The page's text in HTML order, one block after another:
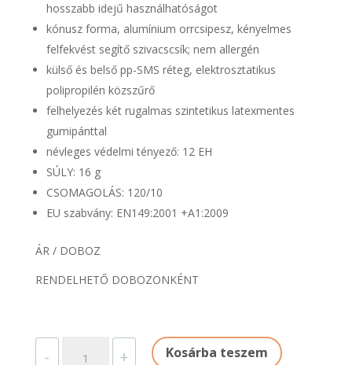
hosszabb idejű használhatóságot
kónusz forma, alumínium orrcsipesz, kényelmes
felfekvést segítő szivacscsík; nem allergén
külső és belső pp-SMS réteg, elektrosztatikus
polipropilén közszűrő
felhelyezés két rugalmas szintetikus latexmentes
gumipánttal
névleges védelmi tényező: 12 EH
SÚLY: 16 g
CSOMAGOLÁS: 120/10
EU szabvány: EN149:2001 +A1:2009
ÁR / DOBOZ
RENDELHETŐ DOBOZONKÉNT
- + Kosárba teszem